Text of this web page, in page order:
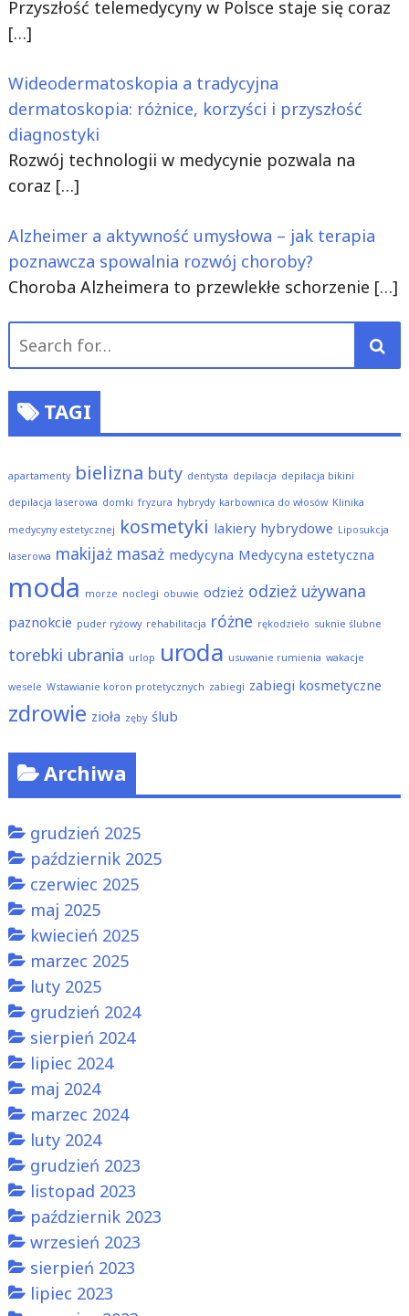
Przyszłość telemedycyny w Polsce staje się coraz
[…]
Wideodermatoskopia a tradycyjna
dermatoskopia: różnice, korzyści i przyszłość
diagnostyki
Rozwój technologii w medycynie pozwala na
coraz […]
Alzheimer a aktywność umysłowa – jak terapia
poznawcza spowalnia rozwój choroby?
Choroba Alzheimera to przewlekłe schorzenie […]
for:
TAGI
apartamenty bielizna buty dentysta depilacja depilacja bikini
depilacja laserowa domki fryzura hybrydy karbownica do włosów Klinika
medycyny estetycznej kosmetyki lakiery hybrydowe Liposukcja
laserowa makijaż masaż medycyna Medycyna estetyczna
moda morze noclegi obuwie odzież odzież używana
paznokcie puder ryżowy rehabilitacja różne rękodzieło suknie ślubne
torebki ubrania urlop uroda usuwanie rumienia wakacje
wesele Wstawianie koron protetycznych zabiegi zabiegi kosmetyczne
zdrowie zioła zęby ślub
Archiwa
grudzień 2025
październik 2025
czerwiec 2025
maj 2025
kwiecień 2025
marzec 2025
luty 2025
grudzień 2024
sierpień 2024
lipiec 2024
maj 2024
marzec 2024
luty 2024
grudzień 2023
listopad 2023
październik 2023
wrzesień 2023
sierpień 2023
lipiec 2023